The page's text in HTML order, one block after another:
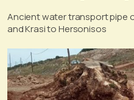
Ancient water transport pipe
and Krasi to Hersonisos